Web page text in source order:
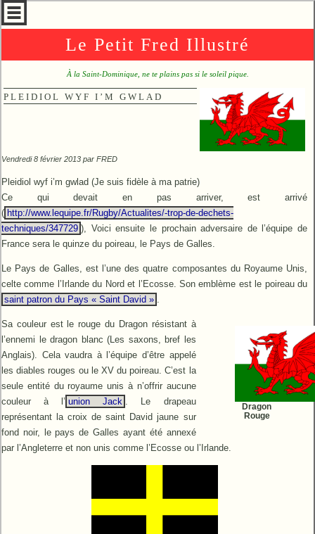
Le Petit Fred Illustré
À la Saint-Dominique, ne te plains pas si le soleil pique.
PLEIDIOL WYF I’M GWLAD
Vendredi 8 février 2013 par FRED
Pleidiol wyf i’m gwlad (Je suis fidèle à ma patrie)
Ce qui devait en pas arriver, est arrivé
( http://www.lequipe.fr/Rugby/Actualites/-trop-de-dechets-
techniques/347729 ), Voici ensuite le prochain adversaire de l’équipe de
France sera le quinze du poireau, le Pays de Galles.
Le Pays de Galles, est l’une des quatre composantes du Royaume Unis,
celte comme l’Irlande du Nord et l’Ecosse. Son emblème est le poireau du
saint patron du Pays « Saint David » .
Dragon
Rouge
Sa couleur est le rouge du Dragon résistant à
l’ennemi le dragon blanc (Les saxons, bref les
Anglais). Cela vaudra à l’équipe d’être appelé
les diables rouges ou le XV du poireau. C’est la
seule entité du royaume unis à n’offrir aucune
couleur à l’ union Jack . Le drapeau
représentant la croix de saint David jaune sur
fond noir, le pays de Galles ayant été annexé
par l’Angleterre et non unis comme l’Ecosse ou l’Irlande.